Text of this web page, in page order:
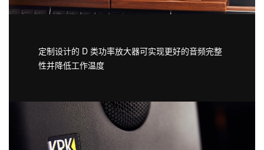
定制设计的 D 类功率放大器可实现更好的音频完整
性并降低工作温度